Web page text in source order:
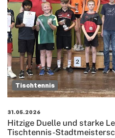
Tischtennis
31.05.2026
Hitzige Duelle und starke
Tischtennis-